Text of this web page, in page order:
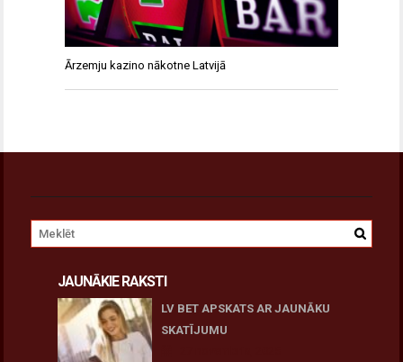
Ārzemju kazino nākotne Latvijā
JAUNĀKIE RAKSTI
LV BET APSKATS AR JAUNĀKU
SKATĪJUMU